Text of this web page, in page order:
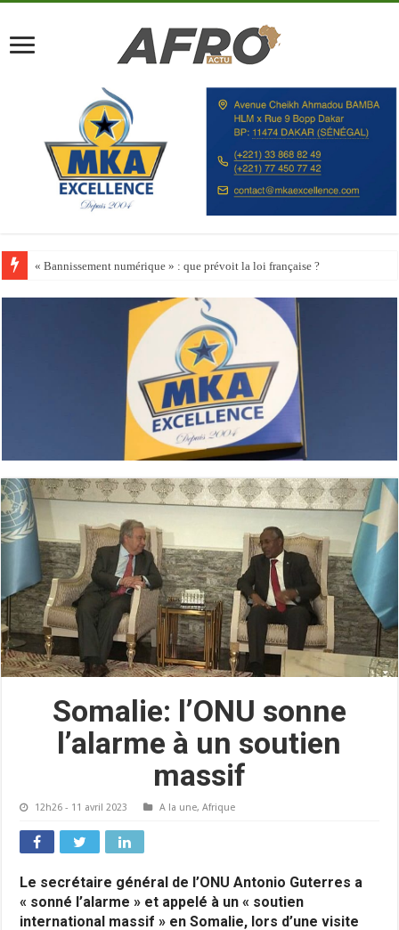
Happy City Index 2026 : aucune ville africaine parmi les 200 premières
Somalie: l’ONU sonne
l’alarme à un soutien
massif
12h26 - 11 avril 2023 A la une,Afrique
Le secrétaire général de l’ONU Antonio Guterres a
« sonné l’alarme » et appelé à un « soutien
international massif » en Somalie, lors d’une visite